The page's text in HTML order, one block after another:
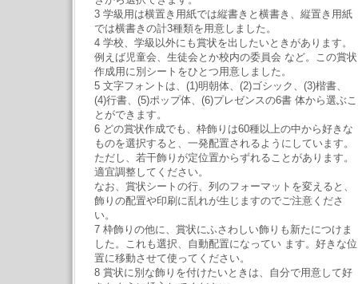
3 学級用は横置き用紙では縦書きと横書き、縦置き用紙
では横書きの計3種類を用意しました。
4 学校、学級以外にも賞状を出したいときがあります。
例えば児童会、生徒会とか校内の委員会 など。この賞状
作成用に別シートをひとつ用意しました。
5 文字フォントは、(1)明朝体、(2)ゴシック、(3)楷書、
(4)行書、(5)ポップ体、(6)プレゼンスの6書 体から選ぶこ
とができます。
6 どの賞状作成でも、枠飾りは60種以上の中から好きな
ものを選択すると、一発配置されるようにしています。
ただし、若干飾りが定位置からずれることがあります。
適宜調整してください。
なお、賞状シートの行、列のフォーマットを変えると、
飾りの配置や印刷に乱れが生じますのでご注意くださ
い。
7 枠飾りの他に、賞状にふさわしい飾りも新たにつけま
した。これも選択、自動配置になってい ます。好きな位
置に移動させて使ってください。
8 賞状に別な飾りを付けたいときは、自分で用意して好